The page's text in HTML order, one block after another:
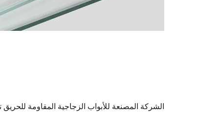
الشركة المصنعة للأبواب الزجاجية المقاومة